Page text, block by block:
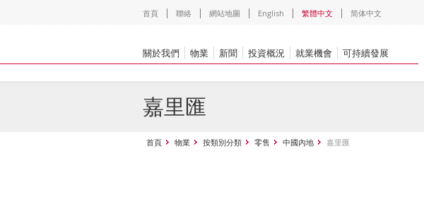
首頁 聯絡 網站地圖 English 繁體中文 简体中文
關於我們 物業 新聞 投資概況 就業機會 可持續發展
嘉里匯
首頁 物業 按類別分類 零售 中國內地 嘉里匯